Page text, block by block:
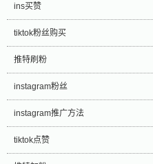
ins买赞
tiktok粉丝购买
推特刷粉
instagram粉丝
instagram推广方法
tiktok点赞